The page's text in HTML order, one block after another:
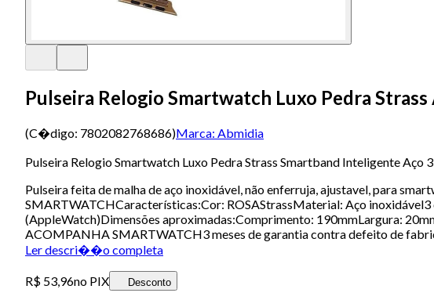
Pulseira Relogio Smartwatch Luxo Pedra Strass
(C�digo: 7802082768686)Marca: Abmidia
Pulseira Relogio Smartwatch Luxo Pedra Strass Smartband Inteligente Aço
Pulseira feita de malha de aço inoxidável, não enferruja, ajustavel, para
SMARTWATCHCaracterísticas:Cor: ROSAStrassMaterial: Aço
(AppleWatch)Dimensões aproximadas:Comprimento: 190mmLargura:
ACOMPANHA SMARTWATCH3 meses de garantia contra defeito de
Ler descri��o completa
R$ 53,96no PIX Desconto